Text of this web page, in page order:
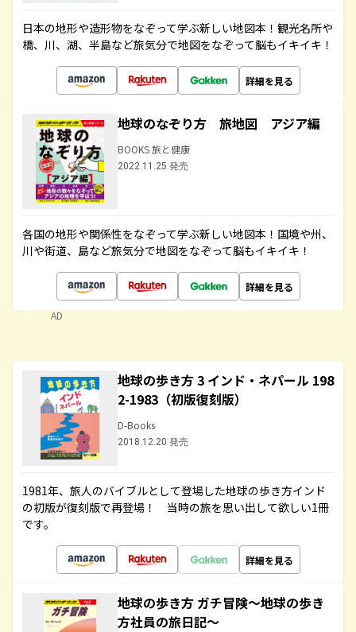
日本の地形や造形物をなぞって学ぶ新しい地図本！観光名所や
橋、川、湖、半島など旅気分で地図をなぞって脳もイキイキ！
詳細を見る
地球のなぞり方 旅地図 アジア編
BOOKS 旅と健康
2022.11.25 発売
各国の地形や関係性をなぞって学ぶ新しい地図本！国境や州、
川や街道、島など旅気分で地図をなぞって脳もイキイキ！
詳細を見る
AD
地球の歩き方 3 インド・ネパール 198
2-1983（初版復刻版）
D-Books
2018.12.20 発売
1981年、旅人のバイブルとして登場した地球の歩き方インド
の初版が復刻版で再登場！ 当時の旅を思い出して欲しい1冊
です。
詳細を見る
地球の歩き方 ガチ冒険～地球の歩き
方社員の旅日記～